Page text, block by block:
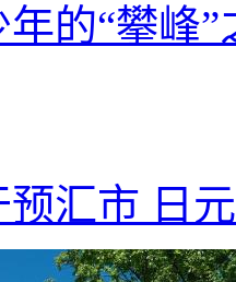
的“攀峰
汇市 日